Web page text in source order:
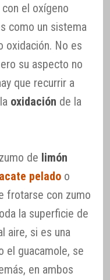
el oxígeno
como un sistema
oxidación. No es
su aspecto no
que recurrir a
oxidación de la
de limón
pelado o
frotarse con zumo
la superficie de
aire, si es una
el guacamole, se
en ambos